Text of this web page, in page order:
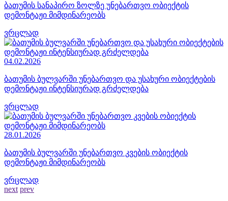
ბათუმის სანაპირო ზოლზე უნებართვო ობიექტის
დემონტაჟი მიმდინარეობს
ვრცლად
04.02.2026
ბათუმის ბულვარში უნებართვო და უსახური ობიექტების
დემონტაჟი ინტენსიურად გრძელდება
ვრცლად
28.01.2026
ბათუმის ბულვარში უნებართვო კვების ობიექტის
დემონტაჟი მიმდინარეობს
ვრცლად
next prev